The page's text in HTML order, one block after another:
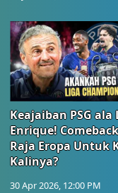
Keajaiban PSG ala
Enrique!
Raja Eropa Untuk
Kalinya?
30 Apr 2026, 12:00 PM